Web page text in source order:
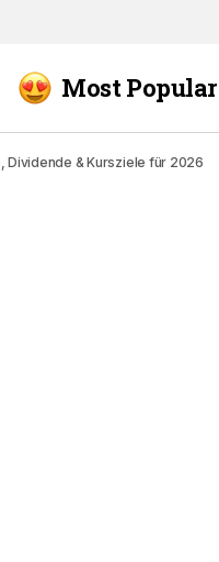
Most Popular
Dividende & Kursziele für 2026